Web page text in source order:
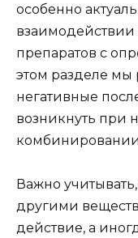
особенно
препаратов с
этом разделе
негативные
возникнуть при
Важно
другими
действие, а